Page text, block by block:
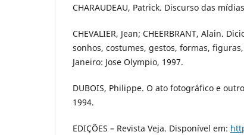
CHARAUDEAU, Patrick. Discurso das
CHEVALIER, Jean; CHEERBRANT, Alain.
sonhos, costumes, gestos, formas,
Janeiro: Jose Olympio, 1997.
DUBOIS, Philippe. O ato fotográfico e
1994.
EDIÇÕES – Revista Veja. Disponível em: